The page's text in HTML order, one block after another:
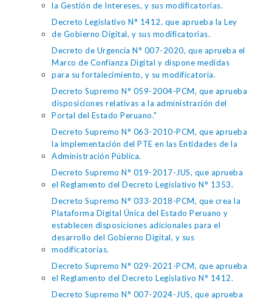
la Gestión de Intereses, y sus modificatorias.
Decreto Legislativo N° 1412, que aprueba la Ley
de Gobierno Digital, y sus modificatorias.
Decreto de Urgencia N° 007-2020, que aprueba el
Marco de Confianza Digital y dispone medidas
para su fortalecimiento, y su modificatoria.
Decreto Supremo N° 059-2004-PCM, que aprueba
disposiciones relativas a la administración del
Portal del Estado Peruano."
Decreto Supremo N° 063-2010-PCM, que aprueba
la implementación del PTE en las Entidades de la
Administración Pública.
Decreto Supremo N° 019-2017-JUS, que aprueba
el Reglamento del Decreto Legislativo N° 1353.
Decreto Supremo N° 033-2018-PCM, que crea la
Plataforma Digital Única del Estado Peruano y
establecen disposiciones adicionales para el
desarrollo del Gobierno Digital, y sus
modificatorias.
Decreto Supremo N° 029-2021-PCM, que aprueba
el Reglamento del Decreto Legislativo N° 1412.
Decreto Supremo N° 007-2024-JUS, que aprueba